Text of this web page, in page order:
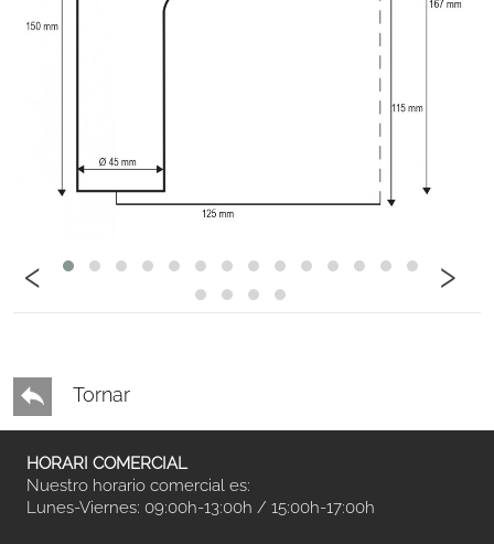
‹ ›
Tornar
HORARI COMERCIAL
Nuestro horario comercial es:
Lunes-Viernes: 09:00h-13:00h / 15:00h-17:00h